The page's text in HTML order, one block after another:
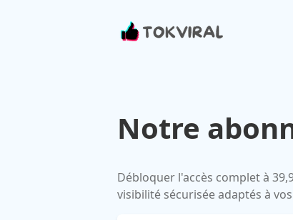
Notre
Débloquer l'accès complet à
visibilité sécurisée adaptés à